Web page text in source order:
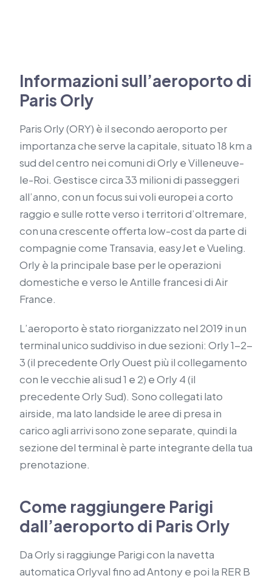
Informazioni sull’aeroporto di
Paris Orly
Paris Orly (ORY) è il secondo aeroporto per
importanza che serve la capitale, situato 18 km a
sud del centro nei comuni di Orly e Villeneuve-
le-Roi. Gestisce circa 33 milioni di passeggeri
all’anno, con un focus sui voli europei a corto
raggio e sulle rotte verso i territori d’oltremare,
con una crescente offerta low-cost da parte di
compagnie come Transavia, easyJet e Vueling.
Orly è la principale base per le operazioni
domestiche e verso le Antille francesi di Air
France.
L’aeroporto è stato riorganizzato nel 2019 in un
terminal unico suddiviso in due sezioni: Orly 1-2-
3 (il precedente Orly Ouest più il collegamento
con le vecchie ali sud 1 e 2) e Orly 4 (il
precedente Orly Sud). Sono collegati lato
airside, ma lato landside le aree di presa in
carico agli arrivi sono zone separate, quindi la
sezione del terminal è parte integrante della tua
prenotazione.
Come raggiungere Parigi
dall’aeroporto di Paris Orly
Da Orly si raggiunge Parigi con la navetta
automatica Orlyval fino ad Antony e poi la RER B